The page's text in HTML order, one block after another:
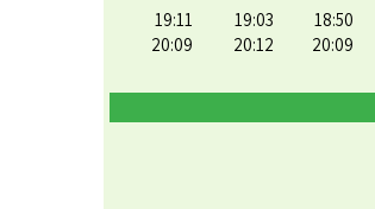
18:50
20:09
19:03
20:12
19:11
20:09